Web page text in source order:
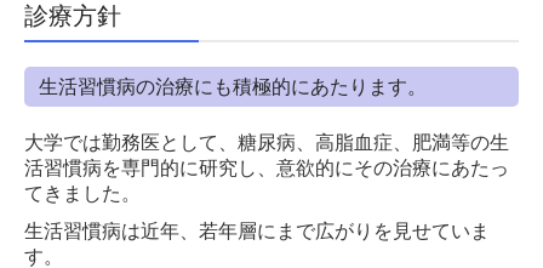
診療方針
生活習慣病の治療にも積極的にあたります。
大学では勤務医として、糖尿病、高脂血症、肥満等の生
活習慣病を専門的に研究し、意欲的にその治療にあたっ
てきました。
生活習慣病は近年、若年層にまで広がりを見せていま
す。